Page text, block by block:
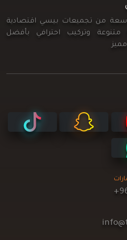
من تجميعات بيسي اقتصادية
متنوعة وتركيب احترافي بأفضل